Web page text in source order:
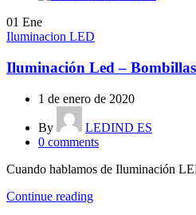
01 Ene
Iluminacion LED
Iluminación Led –
1 de enero de 2020
By
LEDIND ES
0 comments
Cuando hablamos de Iluminación
Continue reading